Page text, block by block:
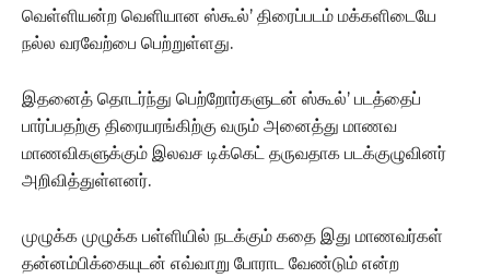
வெள்ளியன்ற வெளியான ஸ்கூல்’ திரைப்படம் மக்களிடையே
நல்ல வரவேற்பை பெற்றுள்ளது.
இதனைத் தொடர்ந்து பெற்றோர்களுடன் ஸ்கூல்’ படத்தைப்
பார்ப்பதற்கு திரையரங்கிற்கு வரும் அனைத்து மாணவ
மாணவிகளுக்கும் இலவச டிக்கெட் தருவதாக படக்குழுவினர்
அறிவித்துள்ளனர்.
முழுக்க முழுக்க பள்ளியில் நடக்கும் கதை இது மாணவர்கள்
தன்னம்பிக்கையுடன் எவ்வாறு போராட வேண்டும் என்ற